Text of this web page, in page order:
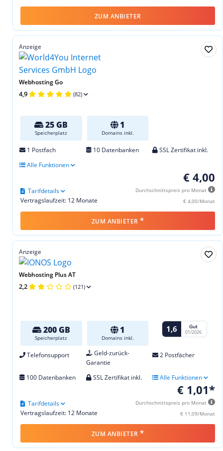
ZUM ANBIETER
Anzeige
Webhosting Go
4,9 (82)
25 GB
Speicherplatz
1
Domains inkl.
1 Postfach 10 Datenbanken
SSL Zertifikat inkl.
Alle Funktionen
€ 4,00
Durchschnittspreis pro Monat
€ 4,00/Monat
Vertragslaufzeit: 12 Monate
Tarifdetails
ZUM ANBIETER *
Anzeige
Webhosting Plus AT
2,2 (121)
200 GB
Speicherplatz
1
Domains inkl.
1,6 Gut
01/2026
Telefonsupport
Geld-zurück-
Garantie
2 Postfächer
100 Datenbanken SSL Zertifikat inkl. Alle Funktionen
€ 1,01*
Durchschnittspreis pro Monat
€ 11,09/Monat
Vertragslaufzeit: 12 Monate
Tarifdetails
ZUM ANBIETER *